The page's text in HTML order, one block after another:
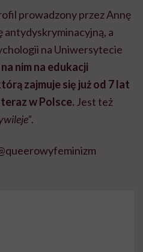
prowadzony przez Annę
a
na Uniwersytecie
nim na edukacji
zajmuje się już od 7 lat
w Polsce. Jest też
.